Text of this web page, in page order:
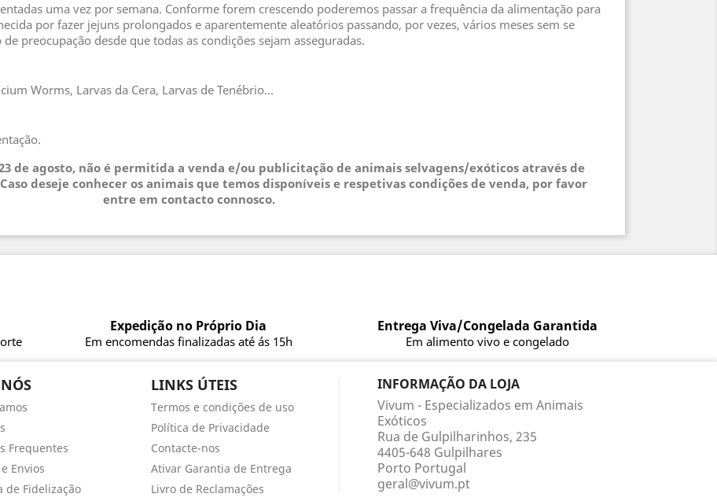
uma vez por semana. Conforme forem crescendo poderemos passar a frequência da alimentação para
por fazer jejuns prolongados e aparentemente aleatórios passando, por vezes, vários meses sem se
preocupação desde que todas as condições sejam asseguradas.
Worms, Larvas da Cera, Larvas de Tenébrio...
23 de agosto, não é permitida a venda e/ou publicitação de animais selvagens/exóticos através de
deseje conhecer os animais que temos disponíveis e respetivas condições de venda, por favor
entre em contacto connosco.
Expedição no Próprio Dia
Em encomendas finalizadas até ás 15h
Entrega Viva/Congelada Garantida
Em alimento vivo e congelado
Frequentes
Envios
de Fidelização
LINKS ÚTEIS
Termos e condições de uso
Política de Privacidade
Contacte-nos
Ativar Garantia de Entrega
Livro de Reclamações
INFORMAÇÃO DA LOJA
Vivum - Especializados em Animais
Exóticos
Rua de Gulpilharinhos, 235
4405-648 Gulpilhares
Porto Portugal
geral@vivum.pt